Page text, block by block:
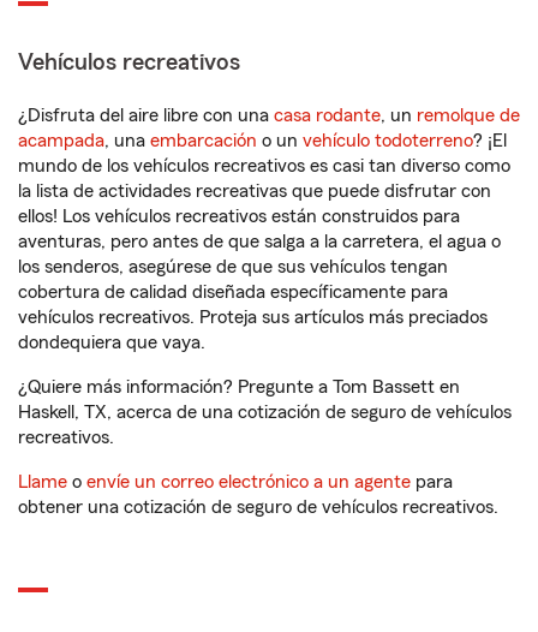
Vehículos recreativos
¿Disfruta del aire libre con una casa rodante, un remolque de
acampada, una embarcación o un vehículo todoterreno? ¡El
mundo de los vehículos recreativos es casi tan diverso como
la lista de actividades recreativas que puede disfrutar con
ellos! Los vehículos recreativos están construidos para
aventuras, pero antes de que salga a la carretera, el agua o
los senderos, asegúrese de que sus vehículos tengan
cobertura de calidad diseñada específicamente para
vehículos recreativos. Proteja sus artículos más preciados
dondequiera que vaya.
¿Quiere más información? Pregunte a Tom Bassett en
Haskell, TX, acerca de una cotización de seguro de vehículos
recreativos.
Llame o envíe un correo electrónico a un agente para
obtener una cotización de seguro de vehículos recreativos.